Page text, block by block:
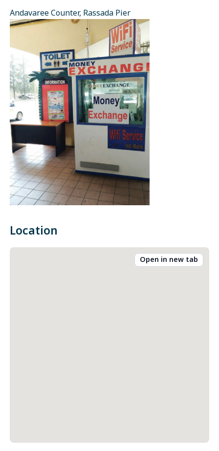
Andavaree Counter, Rassada Pier
Location
Open in new tab